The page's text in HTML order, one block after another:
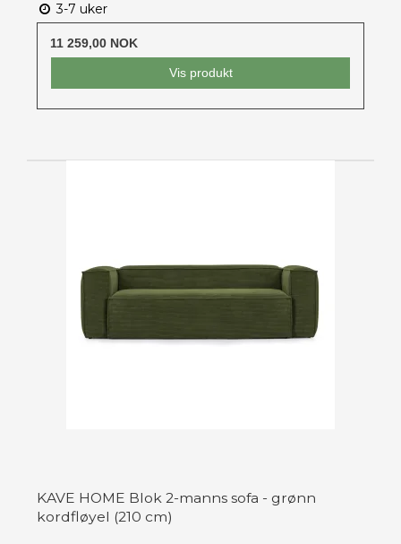
3-7 uker
11 259,00 NOK
Vis produkt
KAVE HOME Blok 2-manns sofa - grønn
kordfløyel (210 cm)